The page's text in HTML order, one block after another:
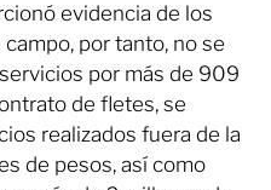
evidencia de los
por tanto, no se
por más de 909
de fletes, se
realizados fuera de la
de pesos, así como